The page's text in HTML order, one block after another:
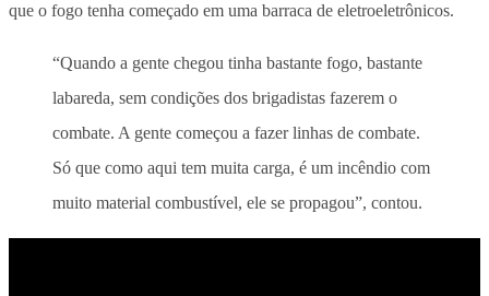
que o fogo tenha começado em uma barraca de eletroeletrônicos.
“Quando a gente chegou tinha bastante fogo, bastante
labareda, sem condições dos brigadistas fazerem o
combate. A gente começou a fazer linhas de combate.
Só que como aqui tem muita carga, é um incêndio com
muito material combustível, ele se propagou”, contou.